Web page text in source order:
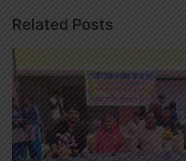
Related Posts